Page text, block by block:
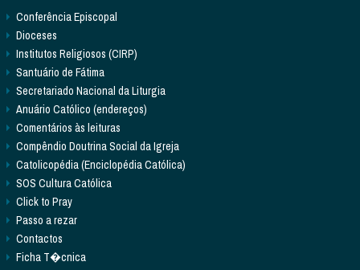
Conferência Episcopal
Dioceses
Institutos Religiosos (CIRP)
Santuário de Fátima
Secretariado Nacional da Liturgia
Anuário Católico (endereços)
Comentários às leituras
Compêndio Doutrina Social da Igreja
Catolicopédia (Enciclopédia Católica)
SOS Cultura Católica
Click to Pray
Passo a rezar
Contactos
Ficha T�cnica